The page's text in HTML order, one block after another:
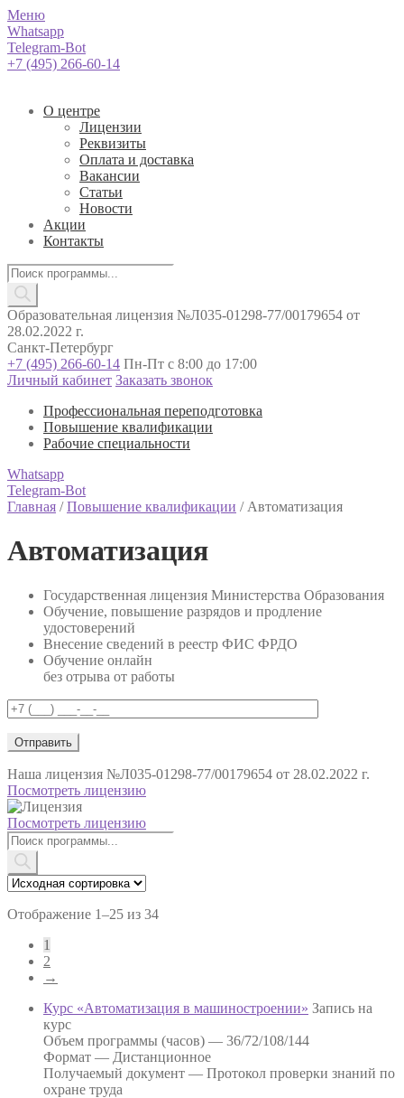
Меню
Whatsapp
Telegram-Bot
+7 (495) 266-60-14
О центре
Лицензии
Реквизиты
Оплата и доставка
Вакансии
Статьи
Новости
Акции
Контакты
Поиск
товаров
Образовательная лицензия №Л035-01298-77/00179654 от
28.02.2022 г.
Санкт-Петербург
+7 (495) 266-60-14 Пн-Пт с 8:00 до 17:00
Личный кабинет Заказать звонок
Профессиональная переподготовка
Повышение квалификации
Рабочие специальности
Whatsapp
Telegram-Bot
Главная /Повышение квалификации / Автоматизация
Автоматизация
Государственная лицензия Министерства Образования
Обучение, повышение разрядов и продление
удостоверений
Внесение сведений в реестр ФИС ФРДО
Обучение онлайн
без отрыва от работы
Наша лицензия №Л035-01298-77/00179654 от 28.02.2022 г.
Посмотреть лицензию
Посмотреть лицензию
Поиск
товаров
Отображение 1–25 из 34
1
2
→
Курс «Автоматизация в машиностроении» Запись на
курс
Объем программы (часов) — 36/72/108/144
Формат — Дистанционное
Получаемый документ — Протокол проверки знаний по
охране труда